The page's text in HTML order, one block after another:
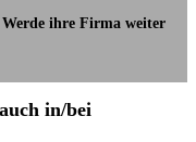
Werde ihre Firma weiter
in/bei